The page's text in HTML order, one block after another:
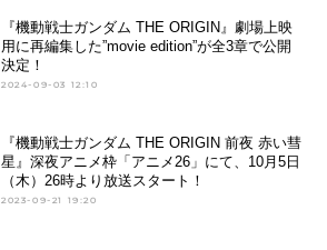
『機動戦士ガンダム THE ORIGIN』劇場上映
用に再編集した”movie edition”が全3章で公開
決定！
2024-09-03 12:10
『機動戦士ガンダム THE ORIGIN 前夜 赤い彗
星』深夜アニメ枠「アニメ26」にて、10月5日
（木）26時より放送スタート！
2023-09-21 19:20